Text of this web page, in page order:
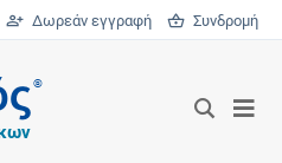
Δωρεάν εγγραφή Συνδρομή
®